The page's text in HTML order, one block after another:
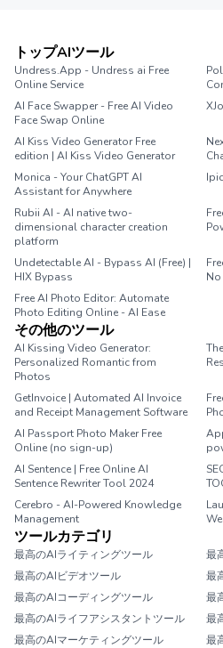
トップAIツール
Undress.App - Undress ai Free
Online Service
AI Face Swapper - Free AI Video
Face Swap Online
AI Kiss Video Generator Free
edition | AI Kiss Video Generator
Monica - Your ChatGPT AI
Assistant for Anywhere
Rubii AI - AI native two-
dimensional character creation
platform
Undetectable AI - Bypass AI (Free) |
HIX Bypass
Free AI Photo Editor: Automate
Photo Editing Online - AI Ease
その他のツール
AI Kissing Video Generator:
Personalized Romantic from
Photos
GetInvoice | Automated AI Invoice
and Receipt Management Software
AI Passport Photo Maker Free
Online (no sign-up)
AI Sentence | Free Online AI
Sentence Rewriter Tool 2024
Cerebro - AI-Powered Knowledge
Management
ツールカテゴリ
最高のAIライティングツール
最
最高のAIビデオツール
最
最高のAIコーディングツール
最
最高のAIライフアシスタントツール
最
最高のAIマーケティングツール
最